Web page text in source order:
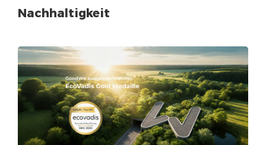
Nachhaltigkeit